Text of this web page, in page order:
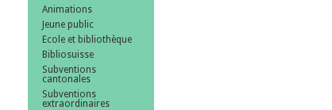
Animations
Jeune public
Ecole et bibliothèque
Bibliosuisse
Subventions
cantonales
Subventions
extraordinaires